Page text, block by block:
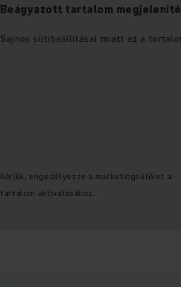
Beágyazott tartalom
Sajnos sütibeállításai miatt ez a
Kérjük, engedélyezze a marketingsütiket a
tartalom aktiválásához.